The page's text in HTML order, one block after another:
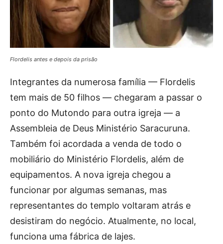
Flordelis antes e depois da prisão
Integrantes da numerosa família — Flordelis
tem mais de 50 filhos — chegaram a passar o
ponto do Mutondo para outra igreja — a
Assembleia de Deus Ministério Saracuruna.
Também foi acordada a venda de todo o
mobiliário do Ministério Flordelis, além de
equipamentos. A nova igreja chegou a
funcionar por algumas semanas, mas
representantes do templo voltaram atrás e
desistiram do negócio. Atualmente, no local,
funciona uma fábrica de lajes.